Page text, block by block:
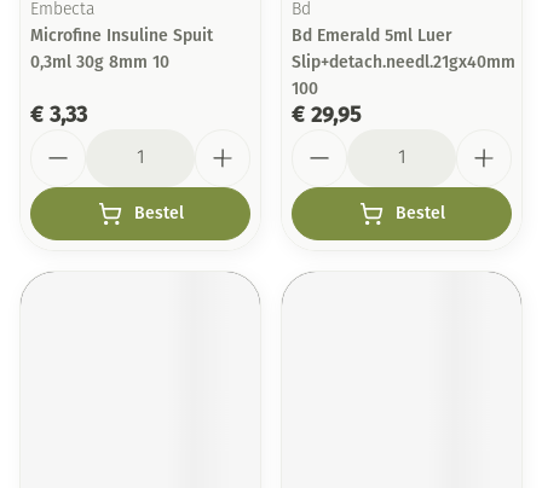
Embecta
Microfine Insuline Spuit
0,3ml 30g 8mm 10
€ 3,33
Bestel
Bd
Bd Emerald 5ml Luer
Slip+detach.needl.21gx40mm
100
€ 29,95
Bestel